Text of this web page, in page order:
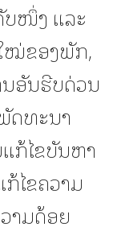
ບໜຶ່ງ ແລະ
ໝ່ຂອງພັກ,
ອັນຮີບດ່ວນ
ດທະນາ
ກ້ໄຂບັນຫາ
ໄຂຄວາມ
າມດ້ອຍ